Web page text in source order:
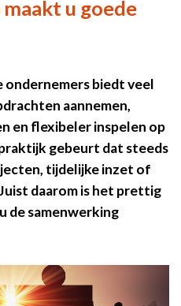
u goede
ondernemers biedt veel
aannemen,
en flexibeler inspelen op
gebeurt dat steeds
tijdelijke inzet of
daarom is het prettig
de samenwerking